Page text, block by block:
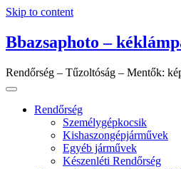
Skip to content
Bbazsaphoto –
Rendőrség – Tűzoltóság – Mentők:
Rendőrség
Személygépkocsik
Kishaszongépjárművek
Egyéb járművek
Készenléti Rendőrség